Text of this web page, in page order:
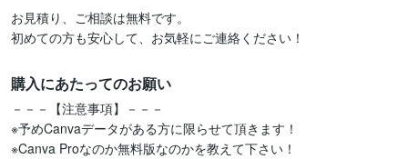
お見積り、ご相談は無料です。
初めての方も安心して、お気軽にご連絡ください！
購入にあたってのお願い
－－－【注意事項】－－－
※予めCanvaデータがある方に限らせて頂きます！
※Canva Proなのか無料版なのかを教えて下さい！